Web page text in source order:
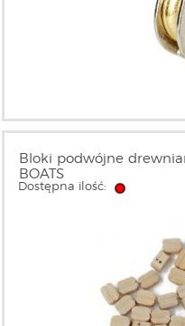
Bloki podwójne
BOATS
Dostępna ilość: